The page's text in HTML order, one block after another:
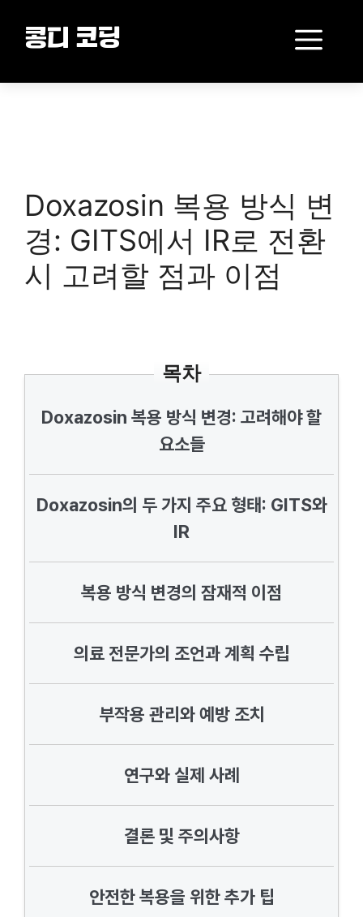
content콩디 코딩
Doxazosin 복용 방식 변
경: GITS에서 IR로 전환
시 고려할 점과 이점
목차
Doxazosin 복용 방식 변경: 고려해야 할
요소들
Doxazosin의 두 가지 주요 형태: GITS와
IR
복용 방식 변경의 잠재적 이점
의료 전문가의 조언과 계획 수립
부작용 관리와 예방 조치
연구와 실제 사례
결론 및 주의사항
안전한 복용을 위한 추가 팁